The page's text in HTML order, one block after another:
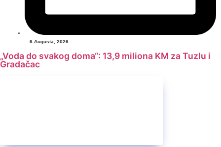
6 Augusta, 2026
„Voda do svakog doma“: 13,9 miliona KM za Tuzlu i
Gradačac